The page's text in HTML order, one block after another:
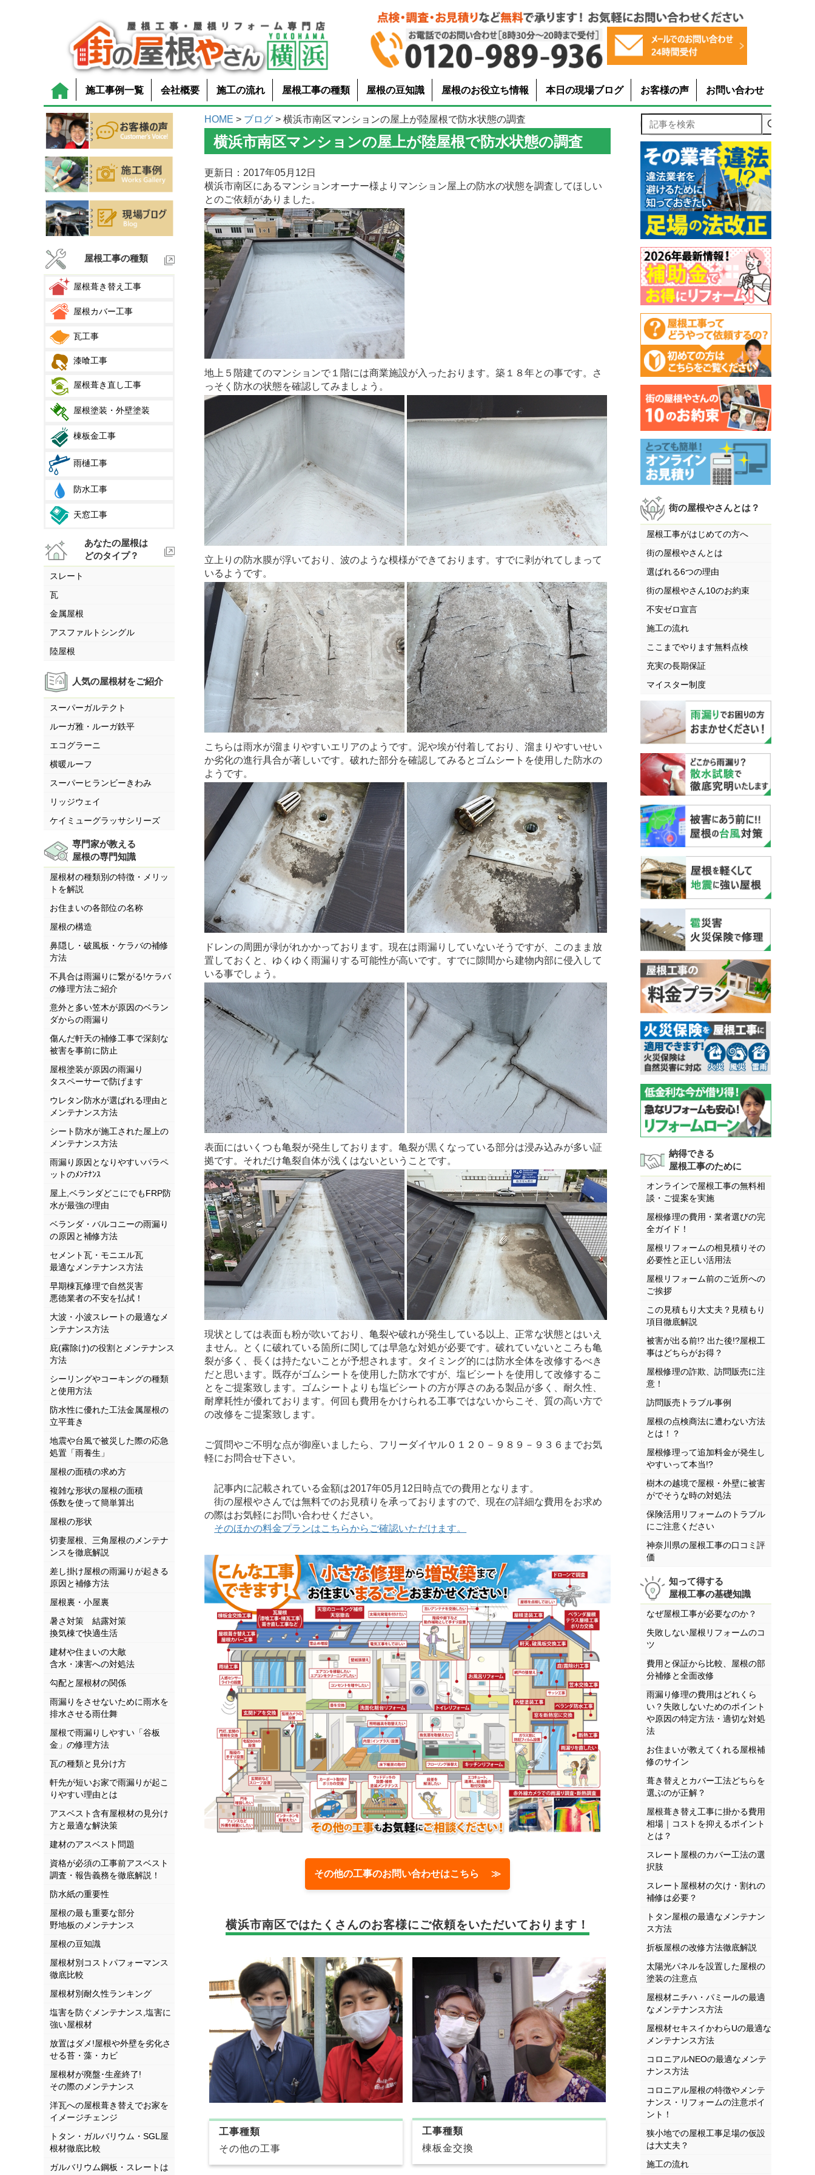
施工事例一覧 会社概要 施工の流れ 屋根工事の種類 屋根の豆知識 屋根のお役立ち情報 本日の現場ブログ お客様の声 お問い合わせ
屋根工事の種類
屋根葺き替え工事
屋根カバー工事
瓦工事
漆喰工事
屋根葺き直し工事
屋根塗装・外壁塗装
棟板金工事
雨樋工事
防水工事
天窓工事
あなたの屋根は
どのタイプ？
スレート
瓦
金属屋根
アスファルトシングル
陸屋根
人気の屋根材をご紹介
スーパーガルテクト
ルーガ雅・ルーガ鉄平
エコグラーニ
横暖ルーフ
スーパーヒランビーきわみ
リッジウェイ
ケイミューグラッサシリーズ
専門家が教える
屋根の専門知識
屋根材の種類別の特徴・メリッ
トを解説
お住まいの各部位の名称
屋根の構造
鼻隠し・破風板・ケラバの補修
方法
不具合は雨漏りに繋がる!ケラバ
の修理方法ご紹介
意外と多い笠木が原因のベラン
ダからの雨漏り
傷んだ軒天の補修工事で深刻な
被害を事前に防止
屋根塗装が原因の雨漏り
タスペーサーで防げます
ウレタン防水が選ばれる理由と
メンテナンス方法
シート防水が施工された屋上の
メンテナンス方法
雨漏り原因となりやすいパラペ
ットのﾒﾝﾃﾅﾝｽ
屋上,ベランダどこにでもFRP防
水が最強の理由
ベランダ・バルコニーの雨漏り
の原因と補修方法
セメント瓦・モニエル瓦
最適なメンテナンス方法
早期棟瓦修理で自然災害
悪徳業者の不安を払拭！
大波・小波スレートの最適なメ
ンテナンス方法
庇(霧除け)の役割とメンテナンス
方法
シーリングやコーキングの種類
と使用方法
防水性に優れた工法金属屋根の
立平葺き
地震や台風で被災した際の応急
処置「雨養生」
屋根の面積の求め方
複雑な形状の屋根の面積
係数を使って簡単算出
屋根の形状
切妻屋根、三角屋根のメンテナ
ンスを徹底解説
差し掛け屋根の雨漏りが起きる
原因と補修方法
屋根裏・小屋裏
暑さ対策 結露対策
換気棟で快適生活
建材や住まいの大敵
含水・凍害への対処法
勾配と屋根材の関係
雨漏りをさせないために雨水を
排水させる雨仕舞
屋根で雨漏りしやすい「谷板
金」の修理方法
瓦の種類と見分け方
軒先が短いお家で雨漏りが起こ
りやすい理由とは
アスベスト含有屋根材の見分け
方と最適な解決策
建材のアスベスト問題
資格が必須の工事前アスベスト
調査・報告義務を徹底解説！
防水紙の重要性
屋根の最も重要な部分
野地板のメンテナンス
屋根の豆知識
屋根材別コストパフォーマンス
徹底比較
屋根材別耐久性ランキング
塩害を防ぐメンテナンス,塩害に
強い屋根材
放置はダメ!屋根や外壁を劣化さ
せる苔・藻・カビ
屋根材が廃盤･生産終了!
その際のメンテナンス
洋瓦への屋根葺き替えでお家を
イメージチェンジ
トタン・ガルバリウム・SGL屋
根材徹底比較
ガルバリウム鋼板・スレートは
HOME > ブログ > 横浜市南区マンションの屋上が陸屋根で防水状態の調査
横浜市南区マンションの屋上が陸屋根で防水状態の調査
更新日：2017年05月12日
横浜市南区にあるマンションオーナー様よりマンション屋上の防水の状態を調査してほしい
とのご依頼がありました。
地上５階建てのマンションで１階には商業施設が入ったおります。築１８年との事です。さ
っそく防水の状態を確認してみましょう。
立上りの防水膜が浮いており、波のような模様ができております。すでに剥がれてしまって
いるようです。
こちらは雨水が溜まりやすいエリアのようです。泥や埃が付着しており、溜まりやすいせい
か劣化の進行具合が著しいです。破れた部分を確認してみるとゴムシートを使用した防水の
ようです。
ドレンの周囲が剥がれかかっております。現在は雨漏りしていないそうですが、このまま放
置しておくと、ゆくゆく雨漏りする可能性が高いです。すでに隙間から建物内部に侵入して
いる事でしょう。
表面にはいくつも亀裂が発生しております。亀裂が黒くなっている部分は浸み込みが多い証
拠です。それだけ亀裂自体が浅くはないということです。
現状としては表面も粉が吹いており、亀裂や破れが発生している以上、正常な状態とはいえ
ません。とくに破れている箇所に関しては早急な対処が必要です。破れていないところも亀
裂が多く、長くは持たないことが予想されます。タイミング的には防水全体を改修するべき
だと思います。既存がゴムシートを使用した防水ですが、塩ビシートを使用して改修するこ
とをご提案致します。ゴムシートよりも塩ビシートの方が厚さのある製品が多く、耐久性、
耐摩耗性が優れております。何回も費用をかけられる工事ではないからこそ、質の高い方で
の改修をご提案致します。
ご質問やご不明な点が御座いましたら、フリーダイヤル０１２０－９８９－９３６までお気
軽にお問合せ下さい。
記事内に記載されている金額は2017年05月12日時点での費用となります。
街の屋根やさんでは無料でのお見積りを承っておりますので、現在の詳細な費用をお求め
の際はお気軽にお問い合わせください。
そのほかの料金プランはこちらからご確認いただけます。
その他の工事のお問い合わせはこちら ≫
横浜市南区ではたくさんのお客様にご依頼をいただいております！
工事種類
その他の工事
工事種類
棟板金交換
記事を検索
街の屋根やさんとは？
屋根工事がはじめての方へ
街の屋根やさんとは
選ばれる6つの理由
街の屋根やさん10のお約束
不安ゼロ宣言
施工の流れ
ここまでやります無料点検
充実の長期保証
マイスター制度
納得できる
屋根工事のために
オンラインで屋根工事の無料相
談・ご提案を実施
屋根修理の費用・業者選びの完
全ガイド！
屋根リフォームの相見積りその
必要性と正しい活用法
屋根リフォーム前のご近所への
ご挨拶
この見積もり大丈夫？見積もり
項目徹底解説
被害が出る前!? 出た後!?屋根工
事はどちらがお得？
屋根修理の詐欺、訪問販売に注
意！
訪問販売トラブル事例
屋根の点検商法に遭わない方法
とは！？
屋根修理って追加料金が発生し
やすいって本当!?
樹木の越境で屋根・外壁に被害
がでそうな時の対処法
保険活用リフォームのトラブル
にご注意ください
神奈川県の屋根工事の口コミ評
価
知って得する
屋根工事の基礎知識
なぜ屋根工事が必要なのか？
失敗しない屋根リフォームのコ
ツ
費用と保証から比較、屋根の部
分補修と全面改修
雨漏り修理の費用はどれくら
い？失敗しないためのポイント
や原因の特定方法・適切な対処
法
お住まいが教えてくれる屋根補
修のサイン
葺き替えとカバー工法どちらを
選ぶのが正解？
屋根葺き替え工事に掛かる費用
相場｜コストを抑えるポイント
とは？
スレート屋根のカバー工法の選
択肢
スレート屋根材の欠け・割れの
補修は必要？
トタン屋根の最適なメンテナン
ス方法
折板屋根の改修方法徹底解説
太陽光パネルを設置した屋根の
塗装の注意点
屋根材ニチハ・パミールの最適
なメンテナンス方法
屋根材セキスイかわらUの最適な
メンテナンス方法
コロニアルNEOの最適なメンテ
ナンス方法
コロニアル屋根の特徴やメンテ
ナンス・リフォームの注意ポイ
ント！
狭小地での屋根工事足場の仮設
は大丈夫？
施工の流れ